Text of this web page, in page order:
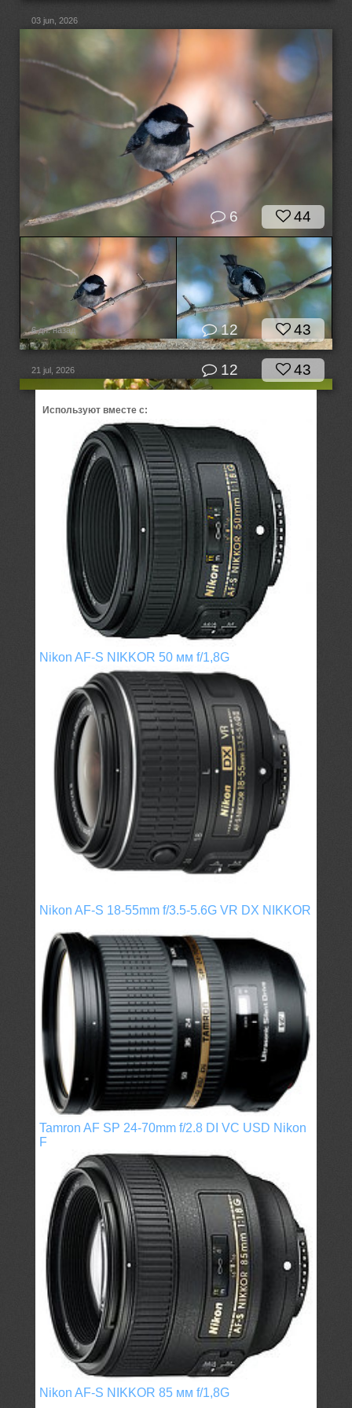
03 jun, 2026
6 44
6 дн. назад 12 43
21 jul, 2026 12 43
Используют вместе с:
Nikon AF-S NIKKOR 50 мм f/1,8G
Nikon AF-S 18-55mm f/3.5-5.6G VR DX NIKKOR
Tamron AF SP 24-70mm f/2.8 DI VC USD Nikon
F
Nikon AF-S NIKKOR 85 мм f/1,8G